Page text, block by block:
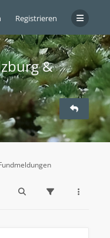
Registrieren
&